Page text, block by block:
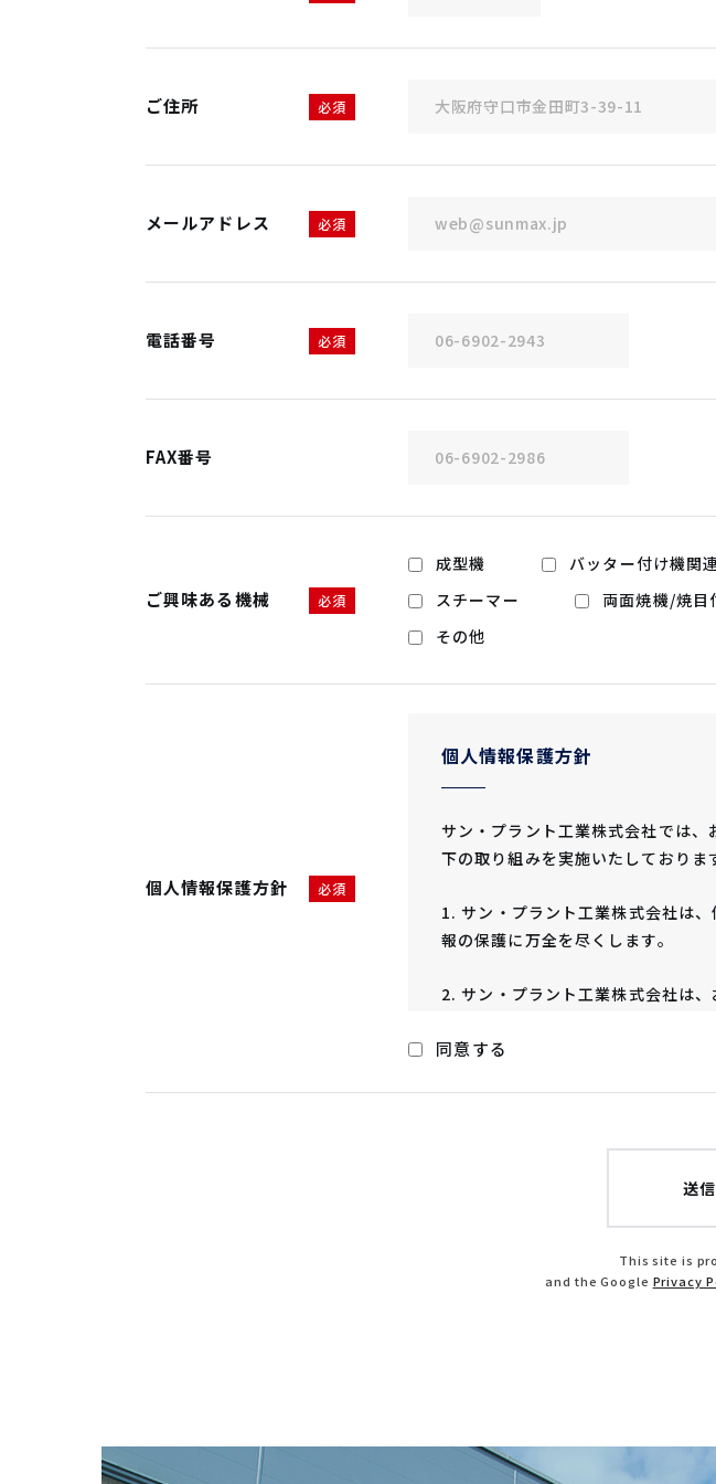
ご住所 必須
メールアドレス 必須
電話番号 必須
FAX番号
ご興味ある機械 必須
成型機 バッター付け機関連
スチーマー
両面焼機/焼目
その他
個人情報保護方針 必須
個人情報保護方針
サン・プラント工業株式会社では
下の取り組みを実施いたしておりま
1. サン・プラント工業株式会社は
報の保護に万全を尽くします。
2. サン・プラント工業株式会社は
3. サン・プラント工業株式会社は
備、従業員の教育、並びに個人情
その場合は、個人情報の保護が十
適切な処置を実施いたします。な
同意する
This site is
and the Google Privacy